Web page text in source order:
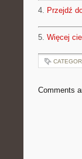
4. Przejdź
5. Więcej
Comments